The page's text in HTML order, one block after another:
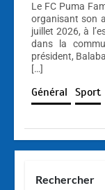
Le FC Puma
organisant son
juillet 2026, à
dans la
président,
[…]
Général Sport
Rechercher